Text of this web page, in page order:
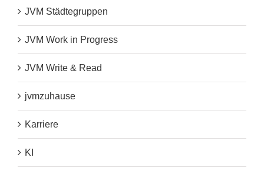
JVM Städtegruppen
JVM Work in Progress
JVM Write & Read
jvmzuhause
Karriere
KI